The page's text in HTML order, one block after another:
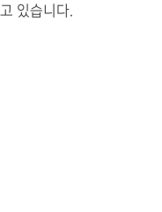
있습니다.